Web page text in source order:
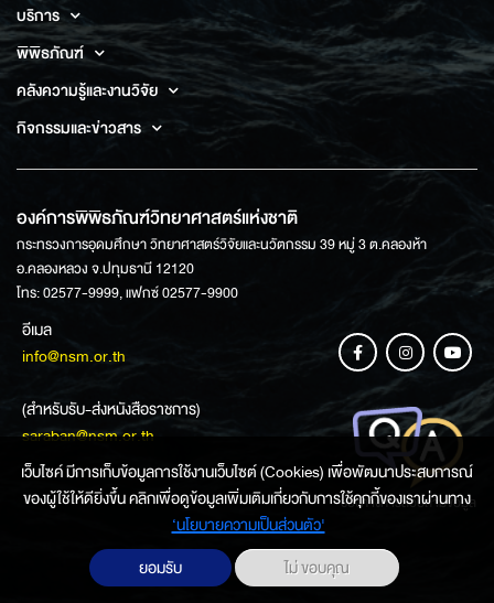
บริการ
พิพิธภัณฑ์
คลังความรู้และงานวิจัย
กิจกรรมและข่าวสาร
องค์การพิพิธภัณฑ์วิทยาศาสตร์แห่งชาติ
กระทรวงการอุดมศึกษา วิทยาศาสตร์วิจัยและนวัตกรรม 39 หมู่ 3 ต.คลองห้า
อ.คลองหลวง จ.ปทุมธานี 12120
โทร: 02577-9999, แฟกซ์ 02577-9900
อีเมล
info@nsm.or.th
(สำหรับรับ-ส่งหนังสือราชการ)
saraban@nsm.or.th
ช่องทางการสอบถามข้อมูล
เว็บไซค์ มีการเก็บข้อมูลการใช้งานเว็บไซต์ (Cookies) เพื่อพัฒนาประสบการณ์
ของผู้ใช้ให้ดียิ่งขึ้น คลิกเพื่อดูข้อมูลเพิ่มเติมเกี่ยวกับการใช้คุกกี้ของเราผ่านทาง
‘นโยบายความเป็นส่วนตัว'
ยอมรับ
ไม่ ขอบคุณ